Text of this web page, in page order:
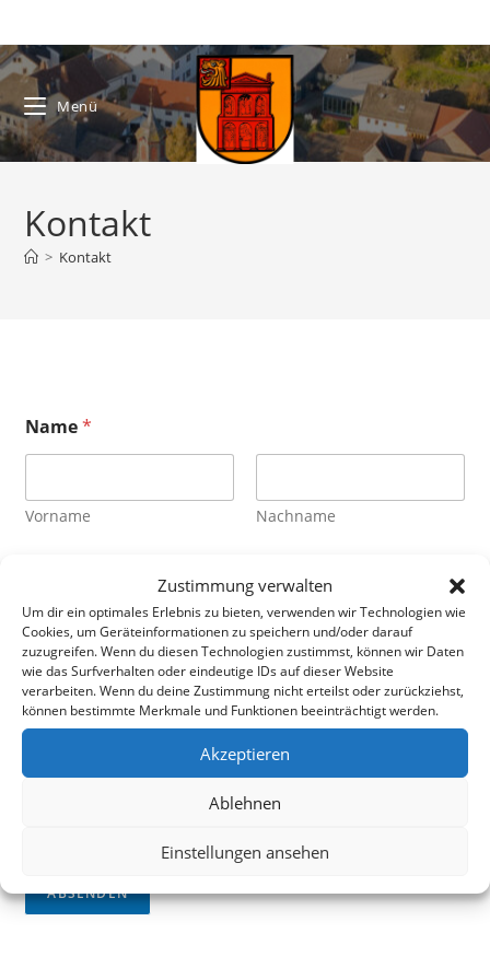
Zustimmung verwalten
Um dir ein optimales Erlebnis zu bieten, verwenden wir Technologien wie
Cookies, um Geräteinformationen zu speichern und/oder darauf
zuzugreifen. Wenn du diesen Technologien zustimmst, können wir Daten
wie das Surfverhalten oder eindeutige IDs auf dieser Website
verarbeiten. Wenn du deine Zustimmung nicht erteilst oder zurückziehst,
können bestimmte Merkmale und Funktionen beeinträchtigt werden.
Akzeptieren
Ablehnen
Einstellungen ansehen
Inhalt
springen
Menü
Kontakt
> Kontakt
Name*
Vorname Nachname
K
o
m
m
n
c
h
Kommentar oder Nachricht
ABSENDEN